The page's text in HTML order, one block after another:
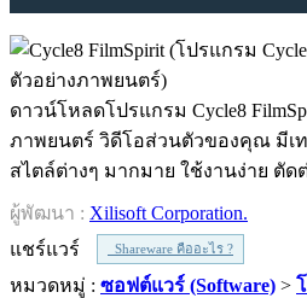
ดาวน์โหลดโปรแกรม Cycle8
ภาพยนตร์ วิดีโอส่วนตัวของคุณ มีเ
สไตล์ต่างๆ มากมาย ใช้งานง่าย ตั
ผู้พัฒนา : Xilisoft Corporation.
แชร์แวร์
Shareware คืออะไร ?
หมวดหมู่ : ซอฟต์แวร์ (Software) >